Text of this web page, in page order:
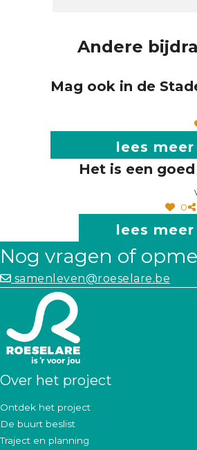
Andere
Mag ook in de
lees meer
Het is een
0
lees meer
Nog vragen of
samenleven@roeselare.be
Over het project
Ontdek het project
De buurt beslist
Traject en planning